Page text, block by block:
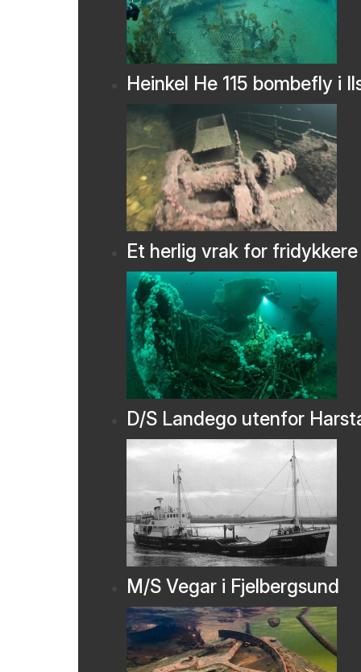
Heinkel He 115 bombefly i
Et herlig vrak for fridykkere
D/S Landego utenfor
M/S Vegar i Fjelbergsund